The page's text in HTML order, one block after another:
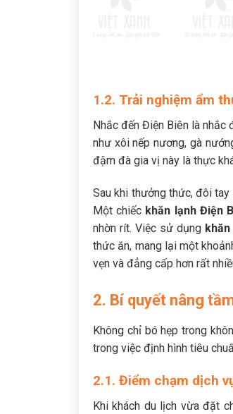
1.2. Trải nghiệm ẩm
Nhắc đến Điện Biên là
như xôi nếp nương, gà
đậm đà gia vị này là thực
Sau khi thưởng thức, đôi
Một chiếc khăn lạnh Điện
nhờn rít. Việc sử dụng
thức ăn, mang lại một
vẹn và đẳng cấp hơn rất
2. Bí quyết nâng
Không chỉ bó hẹp trong
trong việc định hình tiêu
2.1. Điểm chạm dịch
Khi khách du lịch vừa đặt